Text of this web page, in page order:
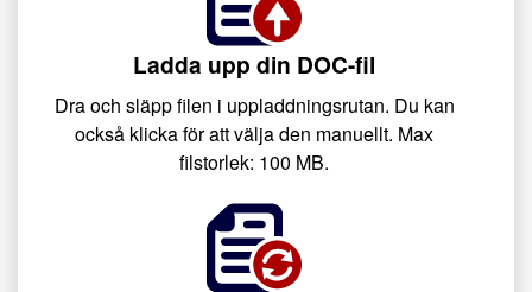
Ladda upp din DOC-fil
Dra och släpp filen i uppladdningsrutan. Du kan
också klicka för att välja den manuellt. Max
filstorlek: 100 MB.